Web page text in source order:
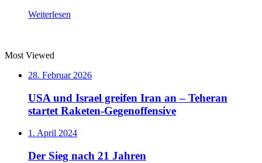
Weiterlesen
Most Viewed
28. Februar 2026
USA und Israel greifen Iran an – Teheran
startet Raketen-Gegenoffensive
1. April 2024
Der Sieg nach 21 Jahren